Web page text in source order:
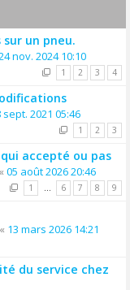
un pneu.
nov. 2024 10:10
1 2 3 4
sept. 2021 05:46
1 2 3
accepté ou pas
« 05 août 2026 20:46
1 … 6 7 8 9
« 13 mars 2026 14:21
du service chez